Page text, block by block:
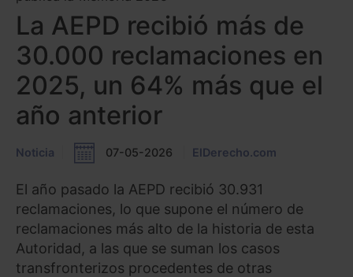
La AEPD recibió más de
30.000 reclamaciones en
2025, un 64% más que el
año anterior
Noticia 07-05-2026 ElDerecho.com
El año pasado la AEPD recibió 30.931
reclamaciones, lo que supone el número de
reclamaciones más alto de la historia de esta
Autoridad, a las que se suman los casos
transfronterizos procedentes de otras